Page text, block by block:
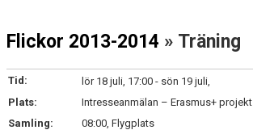
Flickor 2013-2014 » Träning
Tid:
lör 18 juli, 17:00 - sön 19 juli,
Plats:
Intresseanmälan – Erasmus+ projekt
Samling:
08:00, Flygplats